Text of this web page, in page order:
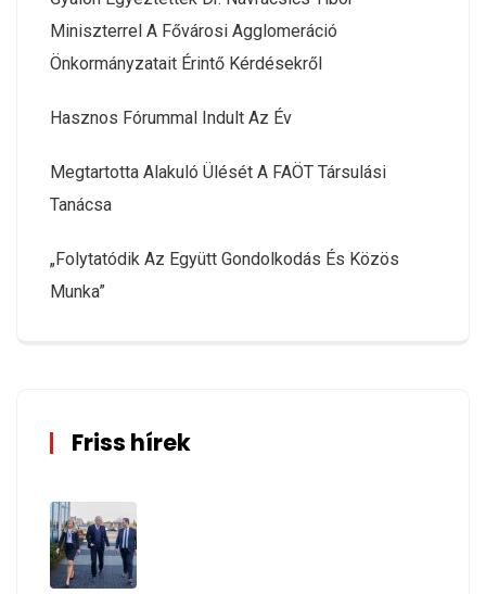
Miniszterrel A Fővárosi Agglomeráció
Önkormányzatait Érintő Kérdésekről
Hasznos Fórummal Indult Az Év
Megtartotta Alakuló Ülését A FAÖT Társulási
Tanácsa
„Folytatódik Az Együtt Gondolkodás És Közös
Munka”
Friss hírek